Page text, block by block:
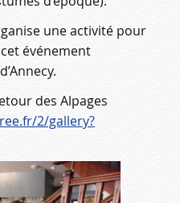
une activité pour
événement
des Alpages
2/gallery?